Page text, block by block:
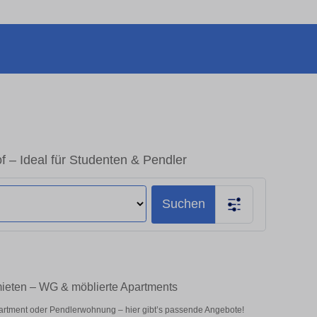
– Ideal für Studenten & Pendler
Suchen
– WG & möblierte Apartments
oder Pendlerwohnung – hier gibt’s passende Angebote!